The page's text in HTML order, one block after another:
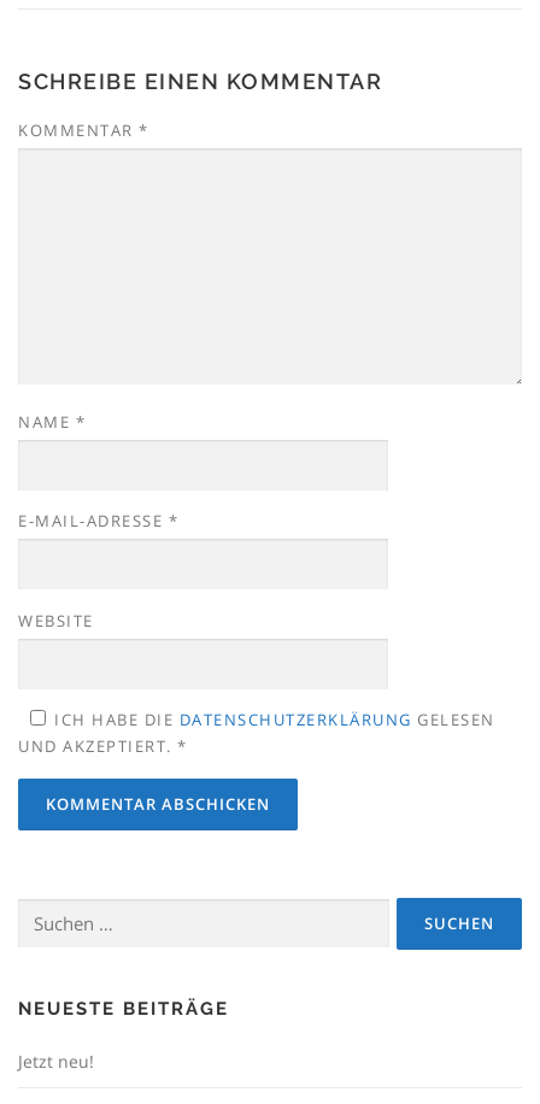
SCHREIBE EINEN KOMMENTAR
KOMMENTAR *
NAME *
E-MAIL-ADRESSE *
WEBSITE
ICH HABE DIE DATENSCHUTZERKLÄRUNG GELESEN
UND AKZEPTIERT. *
nach:
NEUESTE BEITRÄGE
Jetzt neu!